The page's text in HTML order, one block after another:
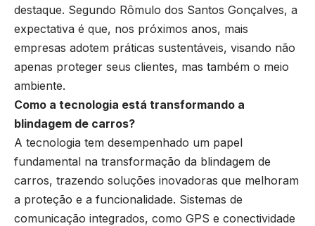
destaque. Segundo Rômulo dos Santos Gonçalves, a
expectativa é que, nos próximos anos, mais
empresas adotem práticas sustentáveis, visando não
apenas proteger seus clientes, mas também o meio
ambiente.
Como a tecnologia está transformando a
blindagem de carros?
A tecnologia tem desempenhado um papel
fundamental na transformação da blindagem de
carros, trazendo soluções inovadoras que melhoram
a proteção e a funcionalidade. Sistemas de
comunicação integrados, como GPS e conectividade